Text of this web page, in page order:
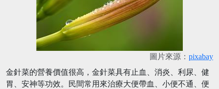
圖片來源： pixabay
金針菜的營養價值很高，金針菜具有止血、消炎、利尿、健
胃、安神等功效。民間常用來治療大便帶血、小便不通、便